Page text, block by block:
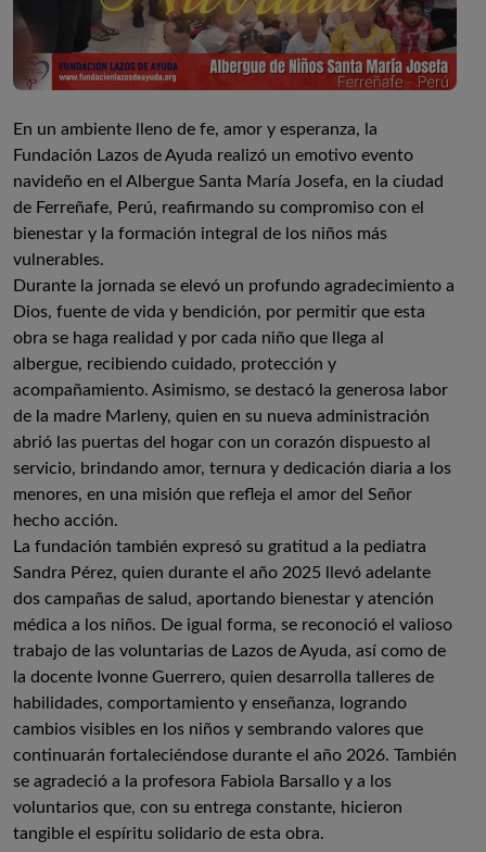
En un ambiente lleno de fe, amor y esperanza, la
Fundación Lazos de Ayuda realizó un emotivo evento
navideño en el Albergue Santa María Josefa, en la ciudad
de Ferreñafe, Perú, reafirmando su compromiso con el
bienestar y la formación integral de los niños más
vulnerables.
Durante la jornada se elevó un profundo agradecimiento a
Dios, fuente de vida y bendición, por permitir que esta
obra se haga realidad y por cada niño que llega al
albergue, recibiendo cuidado, protección y
acompañamiento. Asimismo, se destacó la generosa labor
de la madre Marleny, quien en su nueva administración
abrió las puertas del hogar con un corazón dispuesto al
servicio, brindando amor, ternura y dedicación diaria a los
menores, en una misión que refleja el amor del Señor
hecho acción.
La fundación también expresó su gratitud a la pediatra
Sandra Pérez, quien durante el año 2025 llevó adelante
dos campañas de salud, aportando bienestar y atención
médica a los niños. De igual forma, se reconoció el valioso
trabajo de las voluntarias de Lazos de Ayuda, así como de
la docente Ivonne Guerrero, quien desarrolla talleres de
habilidades, comportamiento y enseñanza, logrando
cambios visibles en los niños y sembrando valores que
continuarán fortaleciéndose durante el año 2026. También
se agradeció a la profesora Fabiola Barsallo y a los
voluntarios que, con su entrega constante, hicieron
tangible el espíritu solidario de esta obra.